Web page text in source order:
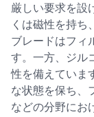
厳しい要求を設
くは磁性を持ち
ブレードはフィ
す。一方、ジル
性を備えていま
な状態を保ち、
などの分野にお